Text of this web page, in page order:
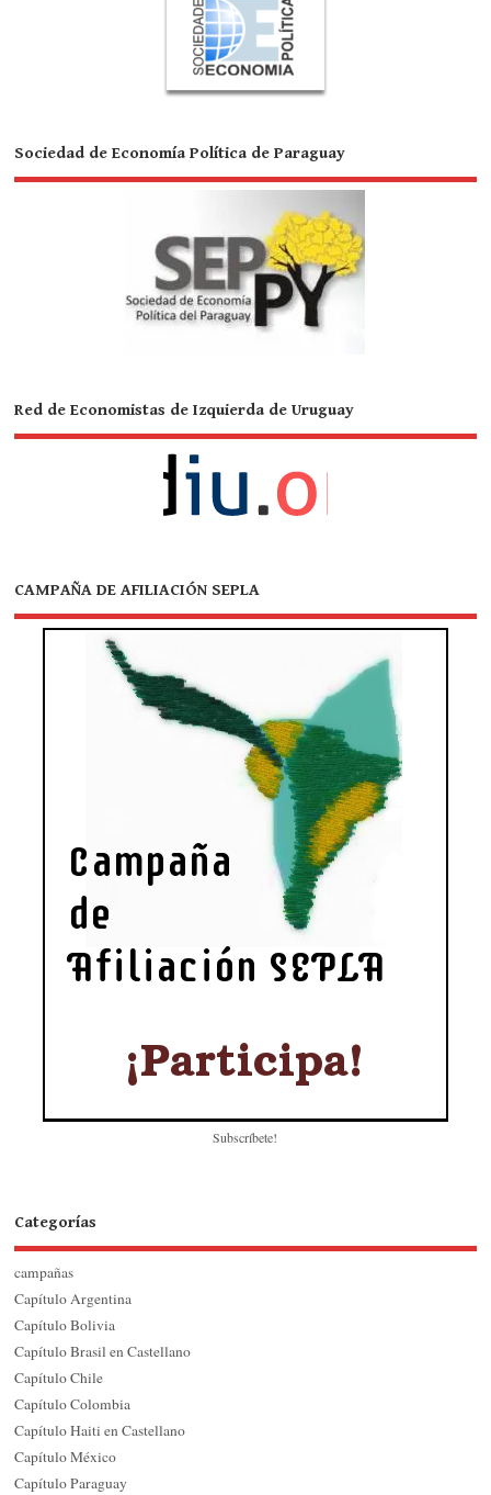
Sociedad de Economía Política de Paraguay
Red de Economistas de Izquierda de Uruguay
CAMPAÑA DE AFILIACIÓN SEPLA
Subscríbete!
Categorías
campañas
Capítulo Argentina
Capítulo Bolivia
Capítulo Brasil en Castellano
Capítulo Chile
Capítulo Colombia
Capítulo Haiti en Castellano
Capítulo México
Capítulo Paraguay